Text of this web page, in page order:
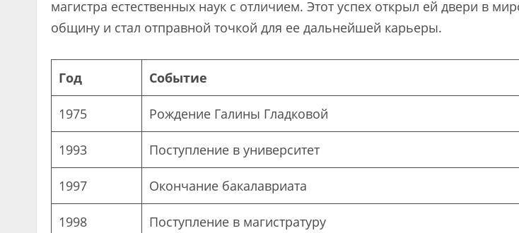
магистра естественных наук с отличием. Этот успех открыл ей двери в
общину и стал отправной точкой для ее дальнейшей карьеры.
Год Событие
1975 Рождение Галины Гладковой
1993 Поступление в университет
1997 Окончание бакалавриата
1998 Поступление в магистратуру